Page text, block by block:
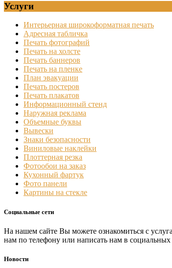
Услуги
Интерьерная широкоформатная печать
Адресная табличка
Печать фотографий
Печать на холсте
Печать баннеров
Печать на пленке
План эвакуации
Печать постеров
Печать плакатов
Информационный стенд
Наружная реклама
Объемные буквы
Вывески
Знаки безопасности
Виниловые наклейки
Плоттерная резка
Фотообои на заказ
Кухонный фартук
Фото панели
Картины на стекле
Социальные сети
На нашем сайте Вы можете ознакомиться с
нам по телефону или написать нам в социальных
Новости